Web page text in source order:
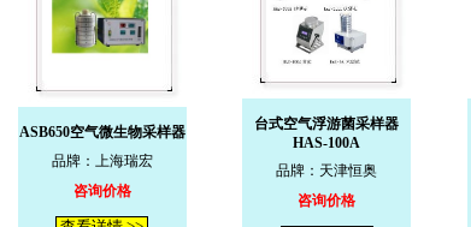
ASB650空气微生物采样器
品牌：上海瑞宏
咨询价格
台式空气浮游菌采样器
HAS-100A
品牌：天津恒奥
咨询价格